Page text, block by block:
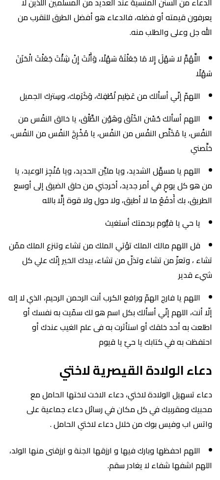
يعرفون قيمته أو فضله، فالدعاء هو أفضل الطرق للتقرب من
الله جل وعلى والطلب منه.
اللَّهُمَّ لا سَهْلَ إِلا مَا جَعَلْتَهُ سَهْلًا، وَأَنْتَ إِنْ شِئْتَ جَعَلْتَ الْحَزَنَ
سَهْلًا
اللهمّ إنّي أسألك من عَظِيم لُطْفِكَ، وَكَرَمِك، وسِترك الجميل
اللهم أسألك حُسْن الخُلُق وهَوْن الطَّلْق، يا خالق النفْس من
النفْس، يا مُخَلِّص النفْس من النفْس، يا مُخْرِجَ النفْس من النفْس،
خلِّصني
اللهم يا مسهِّل الشديد، ويا مليِّن الحديد، ويا مُنْجِز الوعيد، يا
من هو كل يومٍ في أمر جديد، أخرجني من حلق الضيق إلى أوسع
الطريق، بك أَدفَعُ ما لا أطيق، ولا حول ولا قوة إلَّا بالله
يا حي يا قيُّوم برحمتك أستغيث
قل اللهم مالك الملك تؤتي الملك من تشاء وتنزع الملك ممّن
تشاء ، وتعزّ من تشاء وتذلّ من تشاء، بيدك الخير إنّك علي كل
شيء قدير
اللهم يا فارج الهمّ ورافع الكرب أنت الرحمن الرحيم، الذي لا إله
إلّا أنت، اللهم إنّي أسألك بكل اسم هو لك سمّيت به نفسك أو
اطلعت به أحد خلقك أو استأثرت به فى علم الغيب عندك أو
احتفظت به في كتابك يا حيّ يا قيوم
دعاء الولادة القيصرية لاختي
دعاء تسهيل الولادة لاختي، دعاء الاخت لاختها الحامل مع
محبيك ومقربيك في كل مكان في رسائل دعاء جماعية على
واتس اب وفيس بوك من خلال دعاء لاختي الحامل .
اللهم احفظها وبارك فيها و ارزقها الجنة و ارزقنى منها الولد،
اللهم اشفها شفاء لا يغادر سقم.